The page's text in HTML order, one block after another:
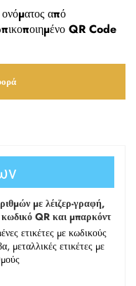
από
QR Code
με λέιζερ-γραφή,
κωδικό QR και μπαρκόντ
ετικέτες με κωδικούς
μεταλλικές ετικέτες με